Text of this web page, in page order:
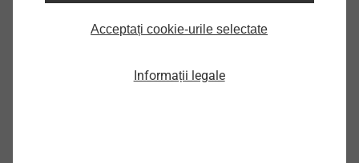
Acceptați cookie-urile selectate
Informații legale